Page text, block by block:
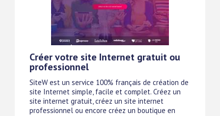
Créer votre site Internet gratuit ou
professionnel
SiteW est un service 100% français de création de
site Internet simple, facile et complet. Créez un
site internet gratuit, créez un site internet
professionnel ou encore créez un boutique en